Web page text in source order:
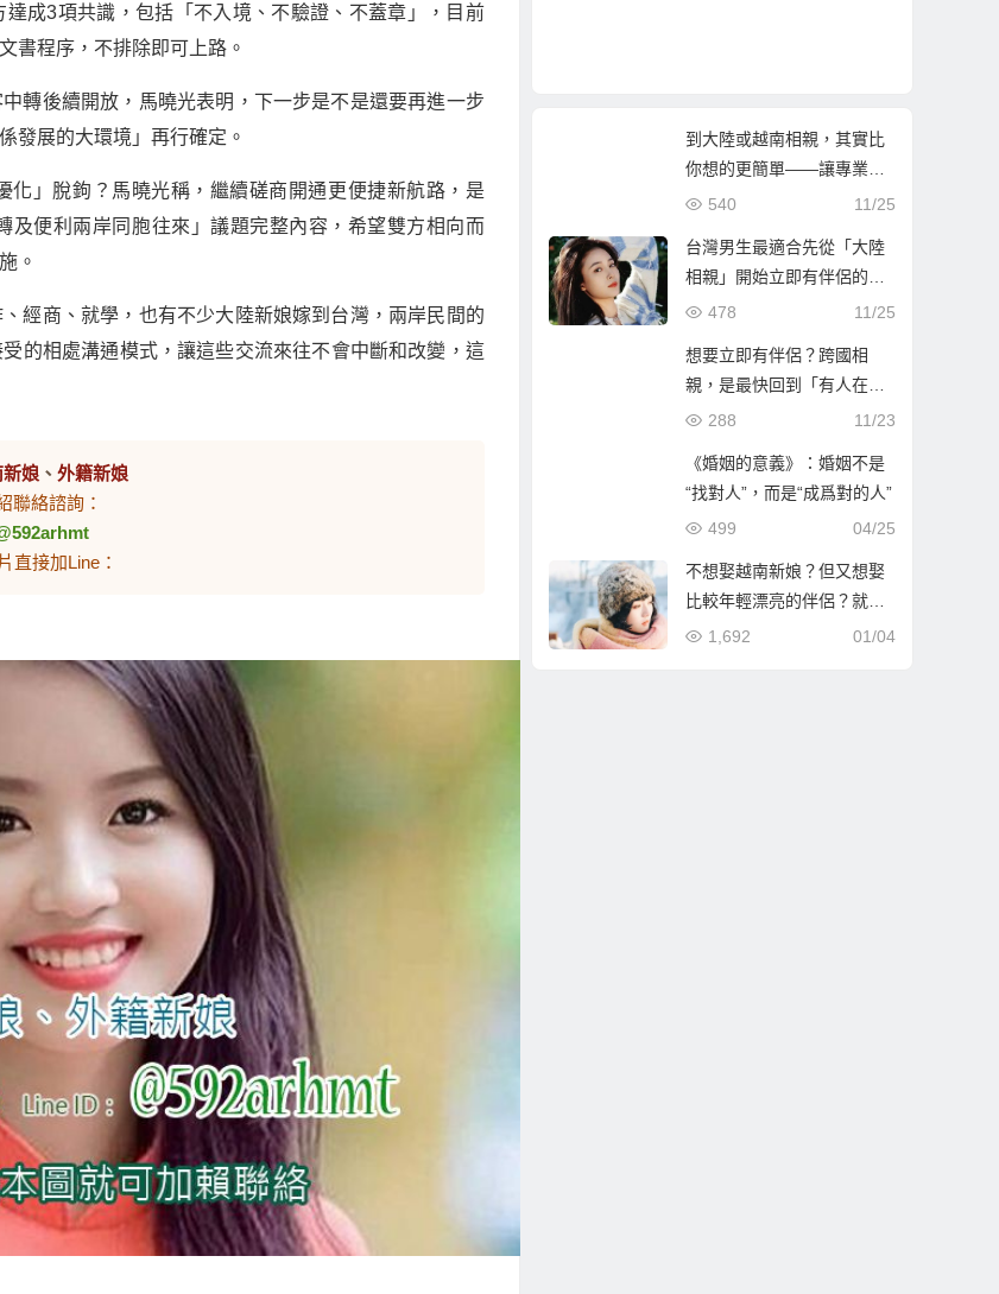
成3項共識，包括「不入境、不驗證、不蓋章」，目前
書程序，不排除即可上路。
轉後續開放，馬曉光表明，下一步是不是還要再進一步
發展的大環境」再行確定。
」脫鉤？馬曉光稱，繼續磋商開通更便捷新航路，是
及便利兩岸同胞往來」議題完整內容，希望雙方相向而
。
經商、就學，也有不少大陸新娘嫁到台灣，兩岸民間的
的相處溝通模式，讓這些交流來往不會中斷和改變，這
新娘 、外籍新娘
聯絡諮詢：
直接加Line：
到大陸或越南相親，其實比
你想的更簡單——讓專業團
隊陪你找到真心伴侶
11/25
540
台灣男生最適合先從「大陸
相親」開始立即有伴侶的第
一步
11/25
478
想要立即有伴侶？跨國相
親，是最快回到「有人在等
你」的人生方！
11/23
288
《婚姻的意義》：婚姻不是
“找對人”，而是“成爲對的人”
04/25
499
不想娶越南新娘？但又想娶
比較年輕漂亮的伴侶？就到
哈爾濱相親娶哈爾濱新娘！
01/04
1,692